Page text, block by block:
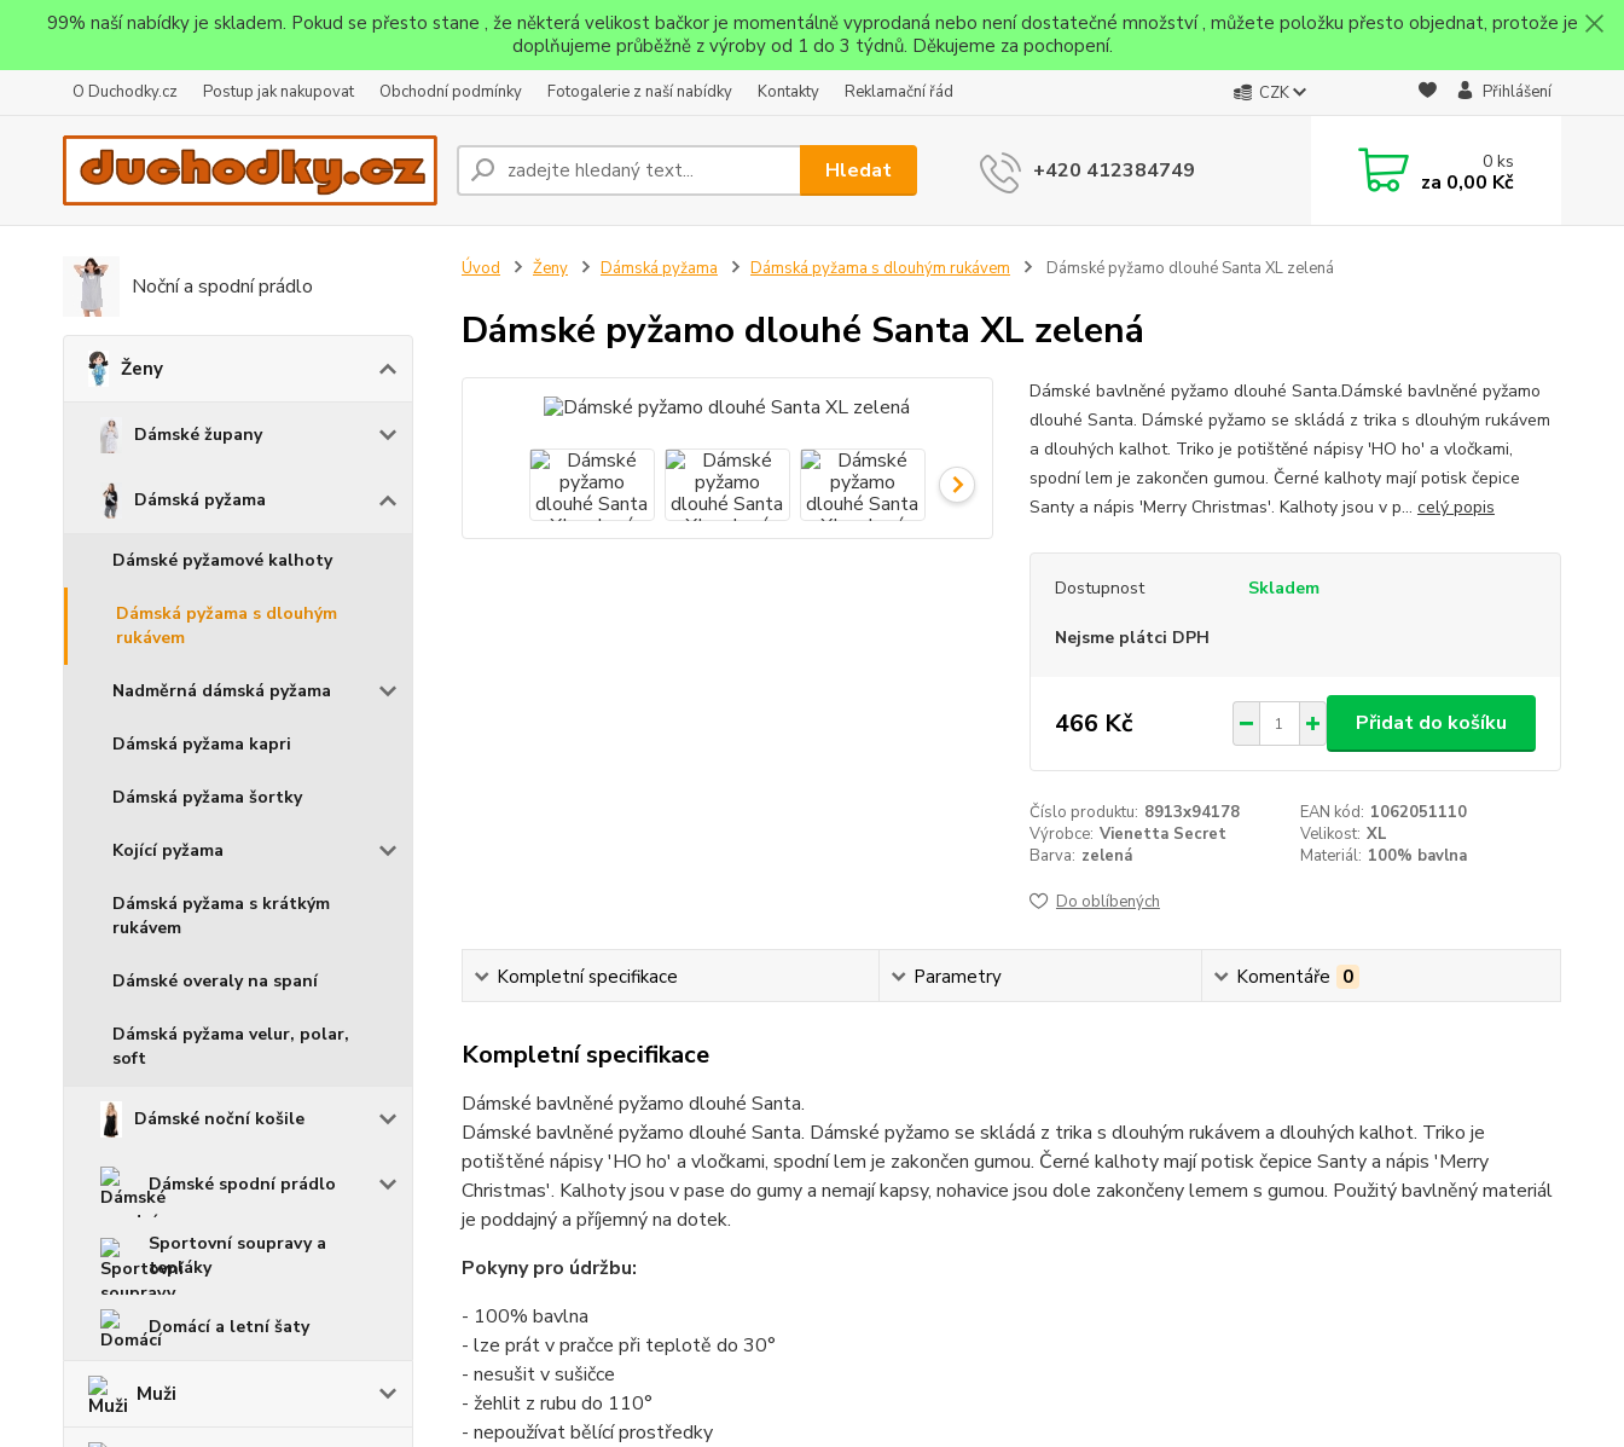
99% naší nabídky je skladem. Pokud se přesto stane , že některá velikost bačkor je momentálně vyprodaná nebo není dostatečné množství , můžete položku přesto objednat, protože je
doplňujeme průběžně z výroby od 1 do 3 týdnů. Děkujeme za pochopení.
O Duchodky.cz Postup jak nakupovat Obchodní podmínky Fotogalerie z naší nabídky Kontakty Reklamační řád CZK Přihlášení
Hledat +420 412384749 0ks
za 0,00 Kč
Noční a spodní prádlo
Ženy
Dámské župany
Dámská pyžama
Dámské pyžamové kalhoty
Dámská pyžama s dlouhým
rukávem
Nadměrná dámská pyžama
Dámská pyžama kapri
Dámská pyžama šortky
Kojící pyžama
Dámská pyžama s krátkým
rukávem
Dámské overaly na spaní
Dámská pyžama velur, polar,
soft
Dámské noční košile
Dámské spodní prádlo
Sportovní soupravy a
tepláky
Domácí a letní šaty
Muži
Úvod Ženy Dámská pyžama Dámská pyžama s dlouhým rukávem Dámské pyžamo dlouhé Santa XL zelená
Dámské pyžamo dlouhé Santa XL zelená
Dámské bavlněné pyžamo dlouhé Santa.Dámské bavlněné pyžamo
dlouhé Santa. Dámské pyžamo se skládá z trika s dlouhým rukávem
a dlouhých kalhot. Triko je potištěné nápisy 'HO ho' a vločkami,
spodní lem je zakončen gumou. Černé kalhoty mají potisk čepice
Santy a nápis 'Merry Christmas'. Kalhoty jsou v p... celý popis
Dostupnost Skladem
Nejsme plátci DPH
466 Kč Přidat do košíku
Číslo produktu: 8913x94178 EAN kód: 1062051110
Výrobce: Vienetta Secret Velikost: XL
Barva: zelená Materiál: 100% bavlna
Do oblíbených
Kompletní specifikace Parametry Komentáře 0
Kompletní specifikace
Dámské bavlněné pyžamo dlouhé Santa.
Dámské bavlněné pyžamo dlouhé Santa. Dámské pyžamo se skládá z trika s dlouhým rukávem a dlouhých kalhot. Triko je
potištěné nápisy 'HO ho' a vločkami, spodní lem je zakončen gumou. Černé kalhoty mají potisk čepice Santy a nápis 'Merry
Christmas'. Kalhoty jsou v pase do gumy a nemají kapsy, nohavice jsou dole zakončeny lemem s gumou. Použitý bavlněný materiál
je poddajný a příjemný na dotek.
Pokyny pro údržbu:
- 100% bavlna
- lze prát v pračce při teplotě do 30°
- nesušit v sušičce
- žehlit z rubu do 110°
- nepoužívat bělící prostředky